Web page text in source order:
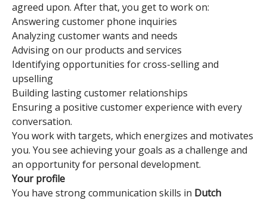
agreed upon. After that, you get to work on:
Answering customer phone inquiries
Analyzing customer wants and needs
Advising on our products and services
Identifying opportunities for cross-selling and
upselling
Building lasting customer relationships
Ensuring a positive customer experience with every
conversation.
You work with targets, which energizes and motivates
you. You see achieving your goals as a challenge and
an opportunity for personal development.
Your profile
You have strong communication skills in Dutch